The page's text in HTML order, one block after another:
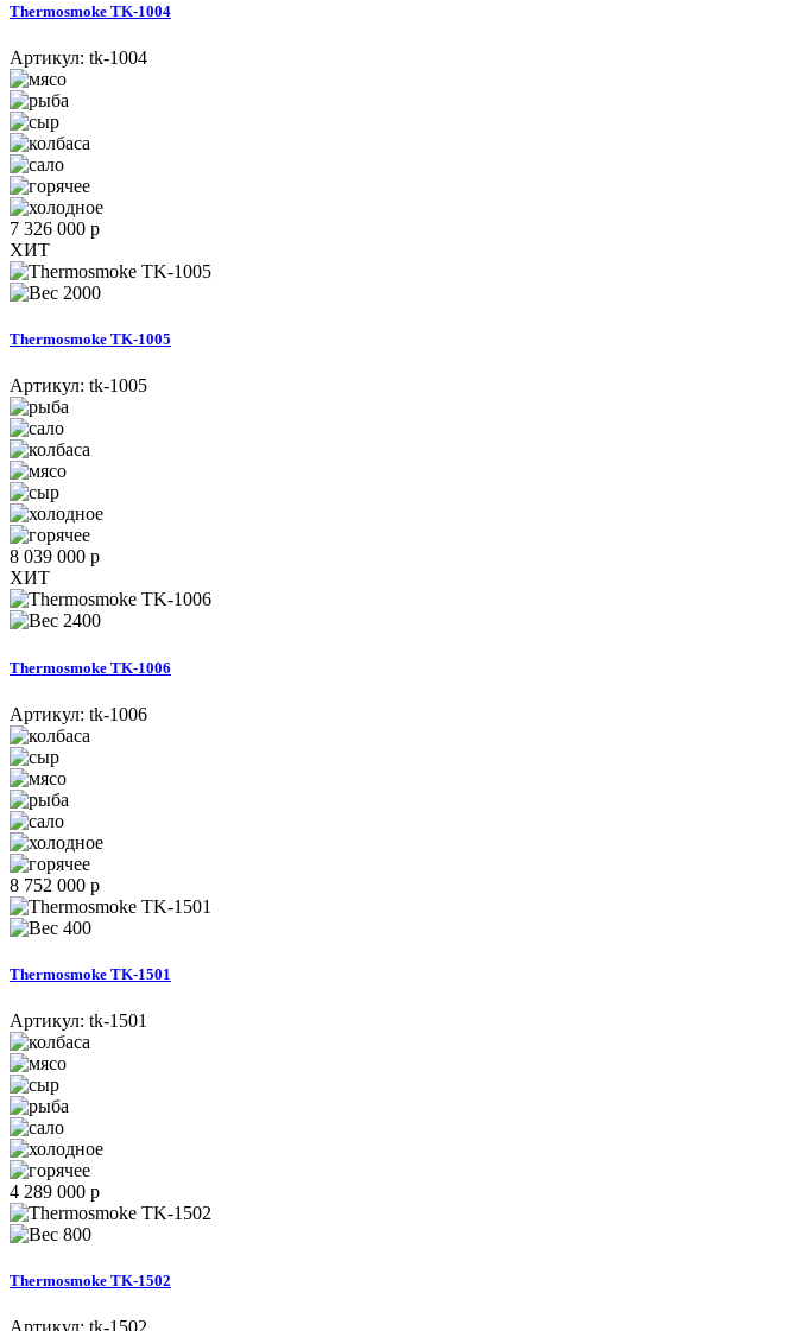
Thermosmoke TK-1004
Артикул: tk-1004
7 326 000 р
ХИТ
2000
Thermosmoke TK-1005
Артикул: tk-1005
8 039 000 р
ХИТ
2400
Thermosmoke TK-1006
Артикул: tk-1006
8 752 000 р
400
Thermosmoke TK-1501
Артикул: tk-1501
4 289 000 р
800
Thermosmoke TK-1502